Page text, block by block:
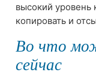
высокий
копировать и
Во что
сейчас